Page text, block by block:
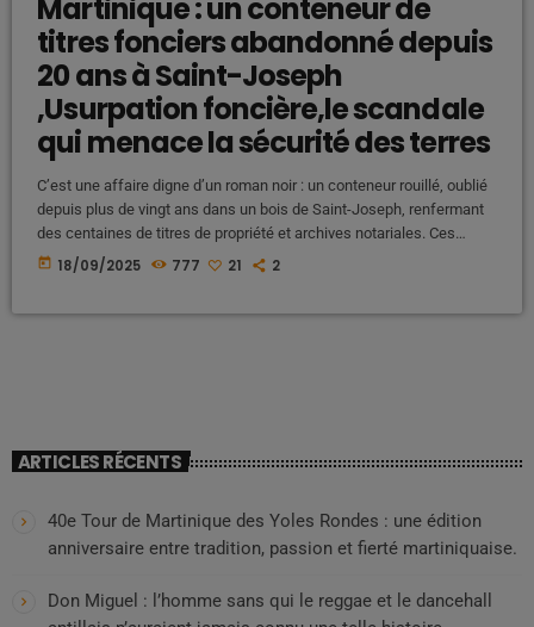
Martinique : un conteneur de
titres fonciers abandonné depuis
20 ans à Saint-Joseph
,Usurpation foncière,le scandale
qui menace la sécurité des terres
C’est une affaire digne d’un roman noir : un conteneur rouillé, oublié
depuis plus de vingt ans dans un bois de Saint-Joseph, renfermant
des centaines de titres de propriété et archives notariales. Ces
documents sensibles, provenant de l’ancienne étude TEANOR
today 18/09/2025 777 21 2
ARTICLES RÉCENTS
40e Tour de Martinique des Yoles Rondes : une édition
anniversaire entre tradition, passion et fierté martiniquaise.
Don Miguel : l’homme sans qui le reggae et le dancehall